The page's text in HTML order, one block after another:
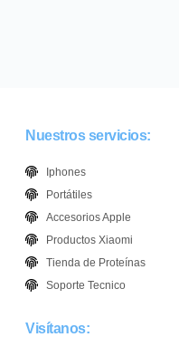
Nuestros servicios:
Iphones
Portátiles
Accesorios Apple
Productos Xiaomi
Tienda de Proteínas
Soporte Tecnico
Visítanos: